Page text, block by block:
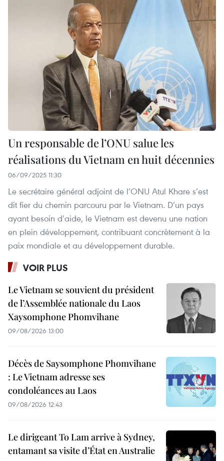
Un responsable de l’ONU salue les
réalisations du Vietnam en huit décennies
06/09/2025 11:30
Le secrétaire général adjoint de l’ONU Atul Khare s’est
dit fier du chemin parcouru par le Vietnam. D’un pays
ayant besoin d’aide, le Vietnam est devenu une nation
en plein développement, contribuant concrètement à la
paix mondiale et au développement durable.
VOIR PLUS
Le Vietnam se souvient du président
de l’Assemblée nationale du Laos
Xaysomphone Phomvihane
09/08/2026 13:00
Décès de Saysomphone Phomvihane
: Le Vietnam adresse ses
condoléances au Laos
09/08/2026 12:43
Le dirigeant To Lam arrive à Sydney,
entamant sa visite d’État en Australie